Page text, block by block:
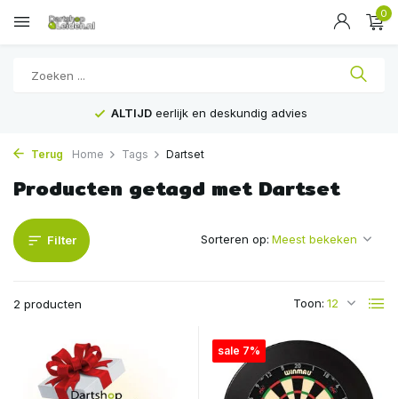
0
ALTIJD eerlijk en deskundig advies
Terug Home Tags Dartset
Producten getagd met Dartset
Filter
2 producten Toon:
Sorteren op:
sale 7%